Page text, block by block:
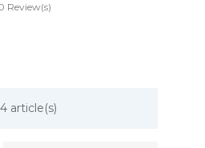
Review(s)
article(s)